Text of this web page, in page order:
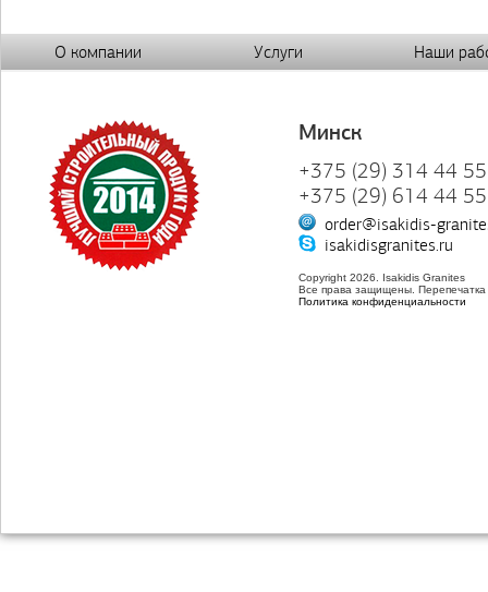
О компании Услуги Наши
Минск
+375 (29) 314 44 55
+375 (29) 614 44 55
order@isakidis-
isakidisgranites.ru
Copyright 2026. Isakidis Granites
Все права защищены.
Политика конфиденциальности